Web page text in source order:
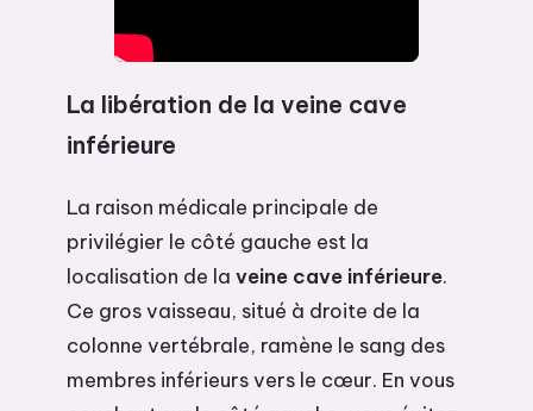
La libération de la veine cave
inférieure
La raison médicale principale de
privilégier le côté gauche est la
localisation de la veine cave inférieure.
Ce gros vaisseau, situé à droite de la
colonne vertébrale, ramène le sang des
membres inférieurs vers le cœur. En vous